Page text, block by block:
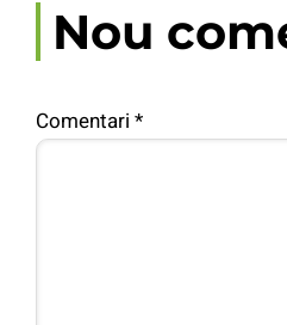
Nou
Comentari *